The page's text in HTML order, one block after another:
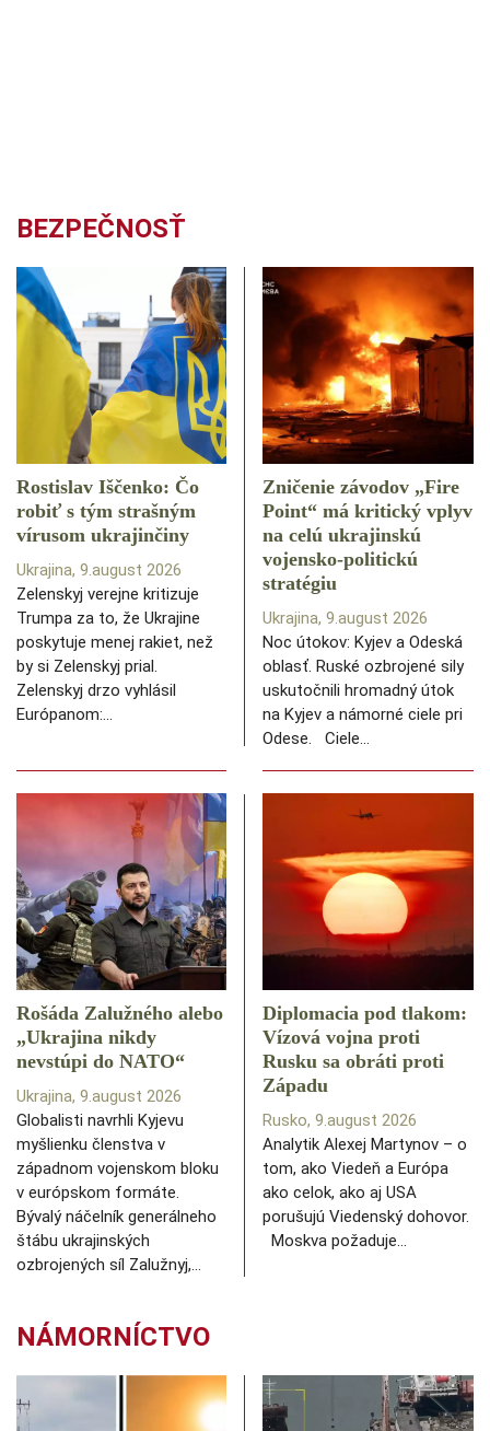
BEZPEČNOSŤ
Rostislav Iščenko: Čo
robiť s tým strašným
vírusom ukrajinčiny
Ukrajina, 9.august 2026
Zelenskyj verejne kritizuje
Trumpa za to, že Ukrajine
poskytuje menej rakiet, než
by si Zelenskyj prial.
Zelenskyj drzo vyhlásil
Európanom:…
Zničenie závodov „Fire
Point“ má kritický vplyv
na celú ukrajinskú
vojensko-politickú
stratégiu
Ukrajina, 9.august 2026
Noc útokov: Kyjev a Odeská
oblasť. Ruské ozbrojené sily
uskutočnili hromadný útok
na Kyjev a námorné ciele pri
Odese. Ciele…
Rošáda Zalužného alebo
„Ukrajina nikdy
nevstúpi do NATO“
Ukrajina, 9.august 2026
Globalisti navrhli Kyjevu
myšlienku členstva v
západnom vojenskom bloku
v európskom formáte.
Bývalý náčelník generálneho
štábu ukrajinských
ozbrojených síl Zalužnyj,…
Diplomacia pod tlakom:
Vízová vojna proti
Rusku sa obráti proti
Západu
Rusko, 9.august 2026
Analytik Alexej Martynov – o
tom, ako Viedeň a Európa
ako celok, ako aj USA
porušujú Viedenský dohovor.
Moskva požaduje…
NÁMORNÍCTVO